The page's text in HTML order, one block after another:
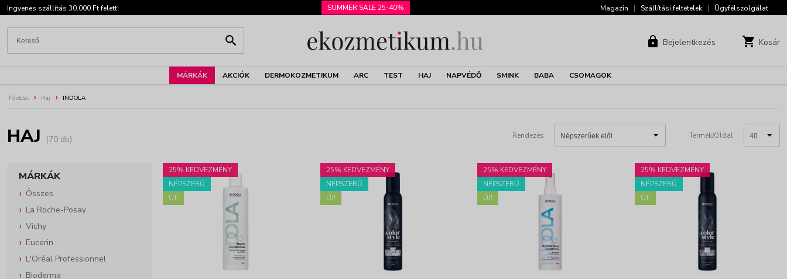
Ingyenes szállítás 30.000 Ft felett! SUMMER SALE 25-40% Magazin | Szállítási feltételek | Ügyfélszolgálat
Bejelentkezés Kosár
MÁRKÁK AKCIÓK DERMOKOZMETIKUM ARC TEST HAJ NAPVÉDŐ SMINK BABA CSOMAGOK
Főoldal Haj INDOLA
HAJ (70 db) Rendezés: Termék/Oldal:
MÁRKÁK
Összes
La Roche-Posay
Vichy
Eucerin
L'Oréal Professionnel
Bioderma
25% KEDVEZMÉNY
NÉPSZERŰ
ÚJ!
25% KEDVEZMÉNY
NÉPSZERŰ
ÚJ!
25% KEDVEZMÉNY
NÉPSZERŰ
ÚJ!
25% KEDVEZMÉNY
NÉPSZERŰ
ÚJ!